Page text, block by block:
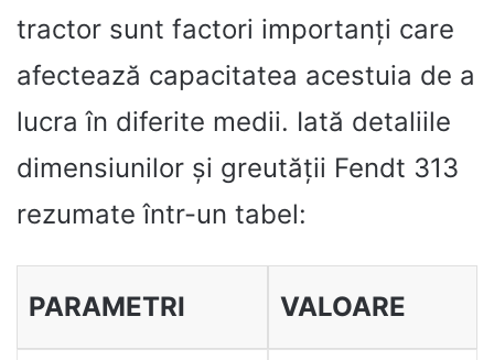
tractor sunt factori importanți care
afectează capacitatea acestuia de a
lucra în diferite medii. Iată detaliile
dimensiunilor și greutății Fendt 313
rezumate într-un tabel:
PARAMETRI VALOARE